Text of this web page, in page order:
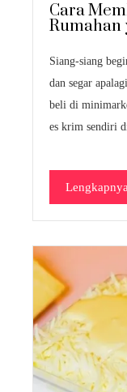
Cara
Rumahan
Siang-siang
dan segar
beli di
es krim sendiri